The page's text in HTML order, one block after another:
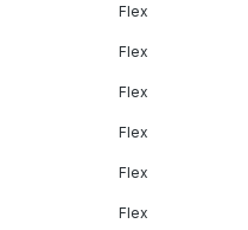
Flex
Flex
Flex
Flex
Flex
Flex